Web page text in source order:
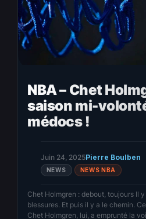
NBA – Chet
saison mi-
médocs !
Juin 24, 2025Pierre Boulben
NEWS NEWS NBA
Chet Holmgren : debout, toujours Il
blessures. Et puis il y a le chemin.
Chet Holmgren, lui, a emprunté la